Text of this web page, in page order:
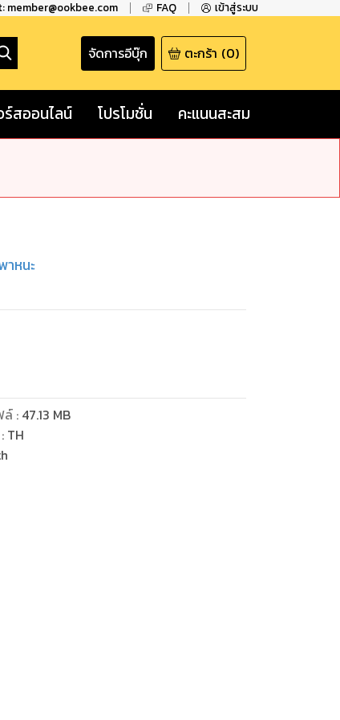
member@ookbee.com FAQ เข้าสู่ระบบ
จัดการอีบุ๊ก ตะกร้า (0)
ร์สออนไลน์ โปรโมชั่น คะแนนสะสม
าหนะ
ล์: 47.13 MB
: TH